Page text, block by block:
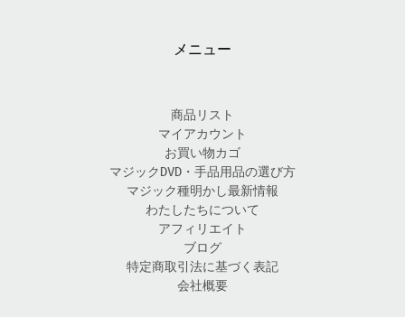
メニュー
商品リスト
マイアカウント
お買い物カゴ
マジックDVD・手品用品の選び方
マジック種明かし最新情報
わたしたちについて
アフィリエイト
ブログ
特定商取引法に基づく表記
会社概要